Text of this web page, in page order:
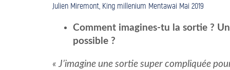
Julien Miremont, King millenium Mentawai Mai 2019
Comment imagines-tu la sortie ?
possible ?
« J’imagine une sortie super compliquée